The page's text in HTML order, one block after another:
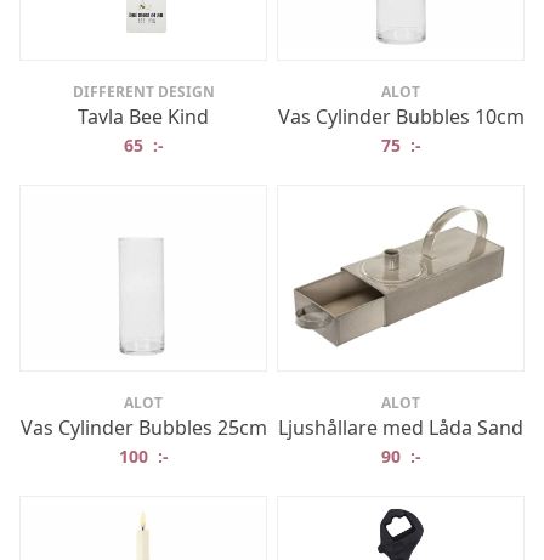
DIFFERENT DESIGN
Tavla Bee Kind
65 :-
ALOT
Vas Cylinder Bubbles 10cm
75 :-
ALOT
Vas Cylinder Bubbles 25cm
100 :-
ALOT
Ljushållare med Låda Sand
90 :-